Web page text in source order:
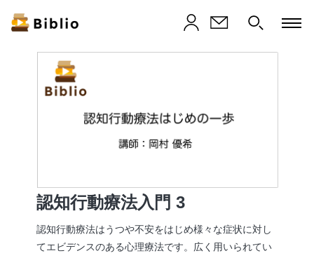
認知行動療法入門 3
認知行動療法はうつや不安をはじめ様々な症状に対し
てエビデンスのある心理療法です。広く用いられてい